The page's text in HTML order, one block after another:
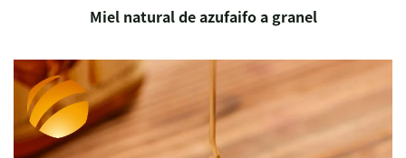
Miel natural de azufaifo a granel